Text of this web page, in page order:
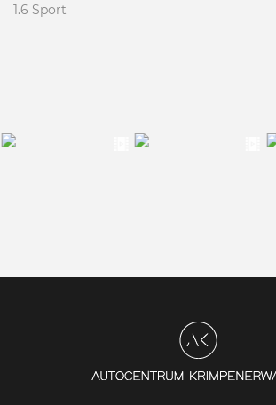
1.6 Sport